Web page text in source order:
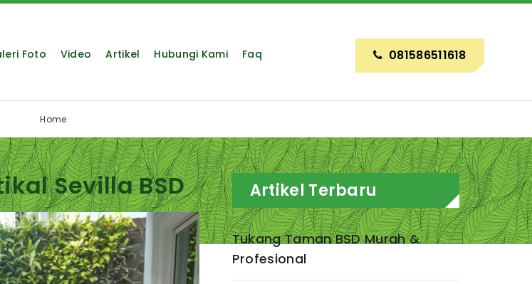
081586511618
Foto Video Artikel Hubungi Kami Faq
Home
Sevilla BSD Artikel Terbaru
Tukang Taman BSD Murah &
Profesional